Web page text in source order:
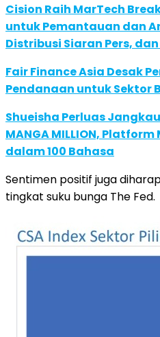
Cision Raih MarTech
untuk Pemantauan dan
Distribusi Siaran Pers, dan
Fair Finance Asia Desak
Pendanaan untuk Sektor
Shueisha Perluas
MANGA MILLION,
dalam 100 Bahasa
Sentimen positif juga
tingkat suku bunga The Fed.